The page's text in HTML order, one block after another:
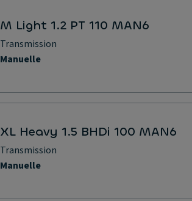
M Light 1.2 PT 110 MAN6
Transmission
Manuelle
XL Heavy 1.5 BHDi 100 MAN6
Transmission
Manuelle